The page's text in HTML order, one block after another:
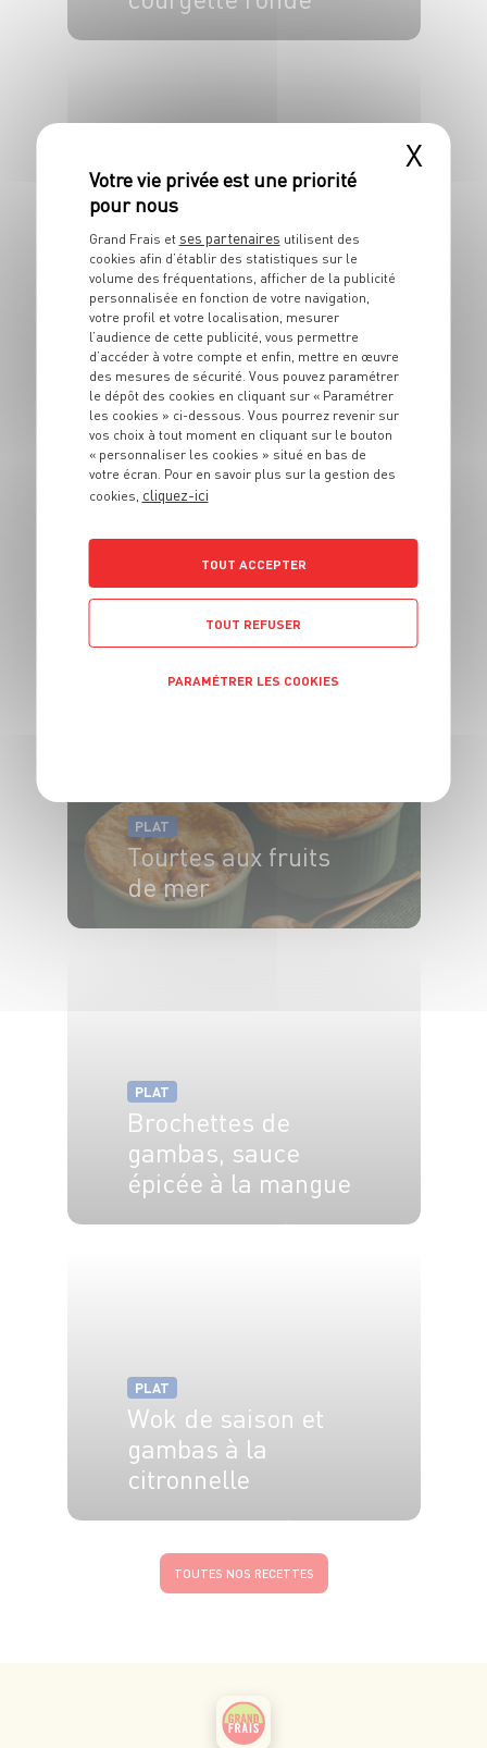
PLAT
Quinoa au poulet
4 pers. 15 min 20 min
Poulet Yassa
PLAT
Tourtes aux fruits
de mer
PLAT
Brochettes de
gambas, sauce
épicée à la mangue
PLAT
Wok de saison et
gambas à la
citronnelle
TOUTES NOS RECETTES
X
Grand Frais et ses partenaires utilisent des
cookies afin d’établir des statistiques sur le
volume des fréquentations, afficher de la publicité
personnalisée en fonction de votre navigation,
votre profil et votre localisation, mesurer
l’audience de cette publicité, vous permettre
d’accéder à votre compte et enfin, mettre en œuvre
des mesures de sécurité. Vous pouvez paramétrer
le dépôt des cookies en cliquant sur « Paramétrer
les cookies » ci-dessous. Vous pourrez revenir sur
vos choix à tout moment en cliquant sur le bouton
« personnaliser les cookies » situé en bas de
votre écran. Pour en savoir plus sur la gestion des
cookies, cliquez-ici
TOUT ACCEPTER
TOUT REFUSER
PARAMÉTRER LES COOKIES